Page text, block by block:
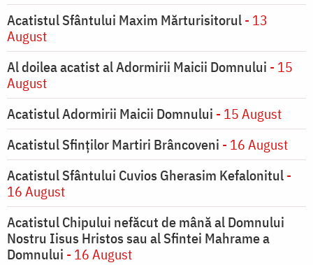
Acatistul Sfântului Maxim Mărturisitorul- 13
August
Al doilea acatist al Adormirii Maicii Domnului - 15
August
Acatistul Adormirii Maicii Domnului - 15 August
Acatistul Sfinților Martiri Brâncoveni - 16 August
Acatistul Sfântului Cuvios Gherasim Kefalonitul-
16 August
Acatistul Chipului nefăcut de mână al Domnului
Nostru Iisus Hristos sau al Sfintei Mahrame a
Domnului - 16 August